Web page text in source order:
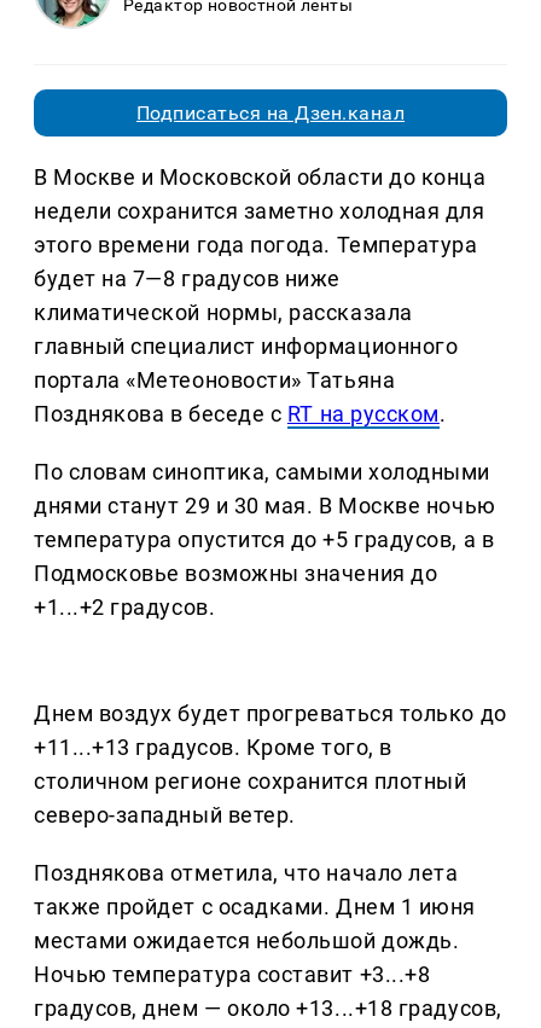
Редактор новостной ленты
Подписаться на Дзен.канал
В Москве и Московской области до конца
недели сохранится заметно холодная для
этого времени года погода. Температура
будет на 7—8 градусов ниже
климатической нормы, рассказала
главный специалист информационного
портала «Метеоновости» Татьяна
Позднякова в беседе с RT на русском.
По словам синоптика, самыми холодными
днями станут 29 и 30 мая. В Москве ночью
температура опустится до +5 градусов, а в
Подмосковье возможны значения до
+1...+2 градусов.
Днем воздух будет прогреваться только до
+11...+13 градусов. Кроме того, в
столичном регионе сохранится плотный
северо-западный ветер.
Позднякова отметила, что начало лета
также пройдет с осадками. Днем 1 июня
местами ожидается небольшой дождь.
Ночью температура составит +3...+8
градусов, днем — около +13...+18 градусов,